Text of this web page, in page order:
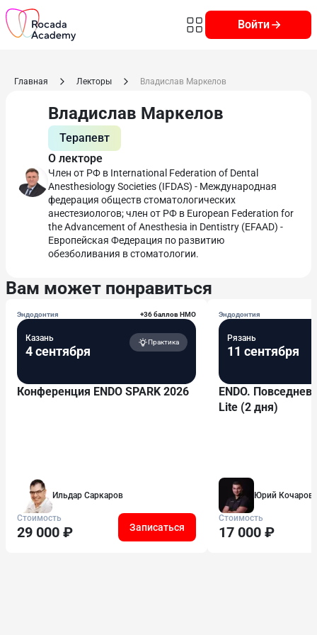
Войти
Главная Лекторы Владислав Маркелов
Владислав Маркелов
Терапевт
О лекторе
Член от РФ в International Federation of Dental
Anesthesiology Societies (IFDAS) - Международная
федерация обществ стоматологических
анестезиологов; член от РФ в European Federation for
the Advancement of Anesthesia in Dentistry (EFAAD) -
Европейская Федерация по развитию
обезболивания в стоматологии.
Вам может понравиться
Эндодонтия +36 баллов НМО
Казань
4 сентября
Практика
Конференция ENDO SPARK 2026
Ильдар Саркаров
Стоимость
29 000 ₽ Записаться
Эндодонтия
Рязань
11 сентября
ENDO.
Lite (2 дня)
Юрий Кочаров
Стоимость
17 000 ₽